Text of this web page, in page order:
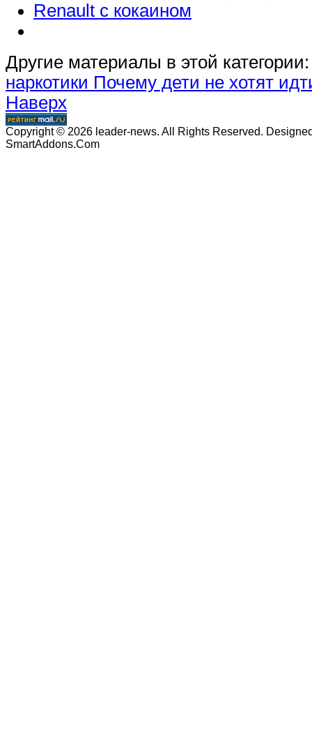
Renault с кокаином
Другие материалы в этой категории:
наркотики Почему дети не хотят
Наверх
Copyright © 2026 leader-news. All Rights Reserved.
SmartAddons.Com